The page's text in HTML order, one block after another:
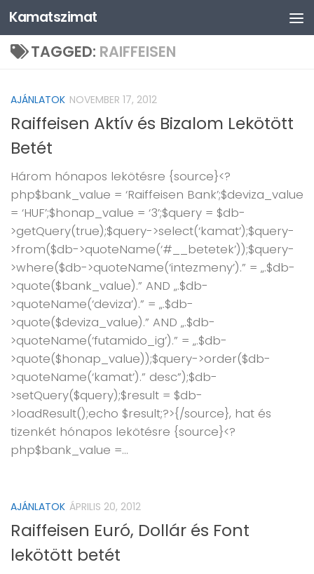
Skip to content
Kamatszimat
TAGGED: RAIFFEISEN
AJÁNLATOK NOVEMBER 17, 2012
Raiffeisen Aktív és Bizalom Lekötött
Betét
Három hónapos lekötésre {source}<?
php$bank_value = ‘Raiffeisen Bank’;$deviza_value
= ‘HUF’;$honap_value = ‘3’;$query = $db-
>getQuery(true);$query->select(‘kamat’);$query-
>from($db->quoteName(‘#__betetek’));$query-
>where($db->quoteName(‘intezmeny’).” = „.$db-
>quote($bank_value).” AND „.$db-
>quoteName(‘deviza’).” = „.$db-
>quote($deviza_value).” AND „.$db-
>quoteName(‘futamido_ig’).” = „.$db-
>quote($honap_value));$query->order($db-
>quoteName(‘kamat’).” desc”);$db-
>setQuery($query);$result = $db-
>loadResult();echo $result;?>{/source}, hat és
tizenkét hónapos lekötésre {source}<?
php$bank_value =...
AJÁNLATOK ÁPRILIS 20, 2012
Raiffeisen Euró, Dollár és Font
lekötött betét